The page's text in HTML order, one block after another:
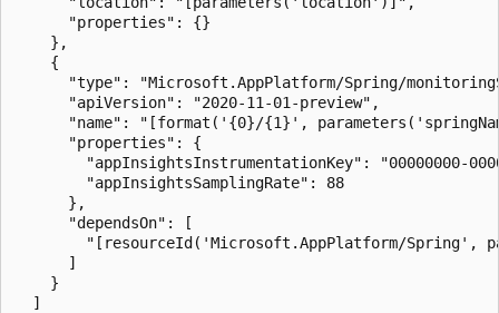
      "properties": {}
    },
    {
"type": "Microsoft.AppPlatform/Spring/
      "apiVersion": "2020-11-01-preview",
"name": "[format('{0}/{1}',
      "properties": {
"appInsightsInstrumentationKey": "00000000-
        "appInsightsSamplingRate": 88
      },
      "dependsOn": [
"[resourceId('Microsoft.AppPlatform/Spring',
      ]
    }
  ]